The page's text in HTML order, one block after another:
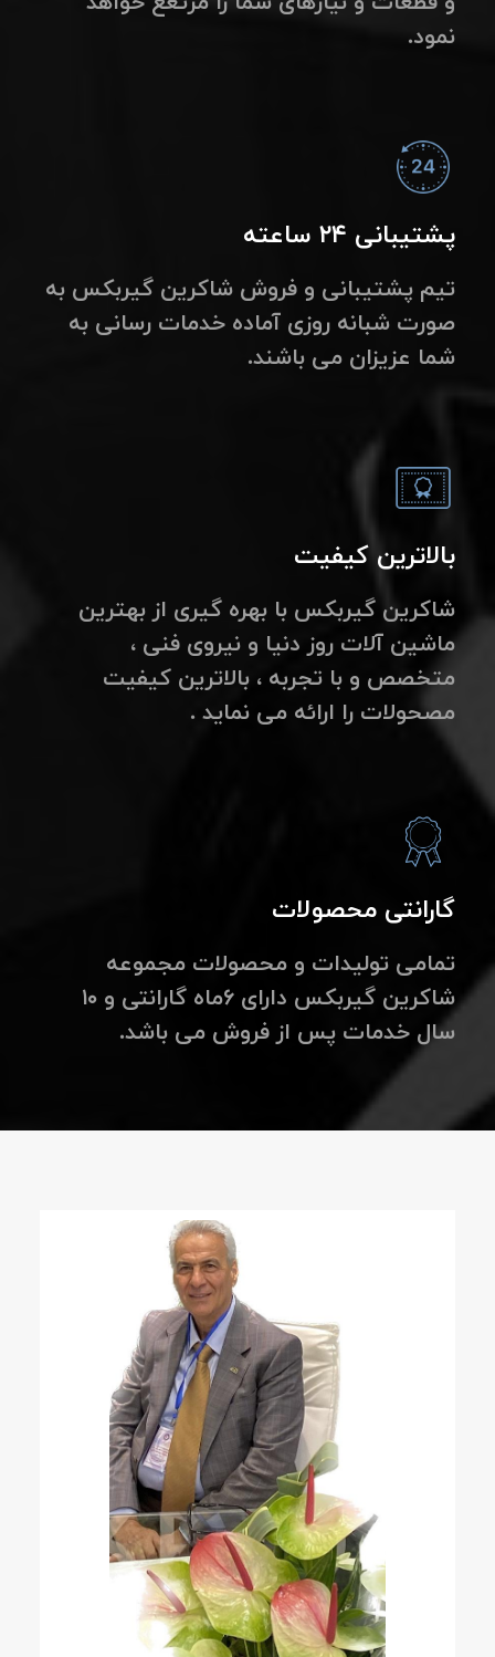
نمود.
پشتیبانی ۲۴ ساعته
تیم پشتیبانی و فروش شاکرین گیربکس به
صورت شبانه روزی آماده خدمات رسانی به
شما عزیزان می باشند.
بالاترین کیفیت
شاکرین گیربکس با بهره گیری از بهترین
ماشین آلات روز دنیا و نیروی فنی ،
متخصص و با تجربه ، بالاترین کیفیت
مصحولات را ارائه می نماید .
گارانتی محصولات
تمامی تولیدات و محصولات مجموعه
شاکرین گیربکس دارای ۶ماه گارانتی و ۱۰
سال خدمات پس از فروش می باشد.